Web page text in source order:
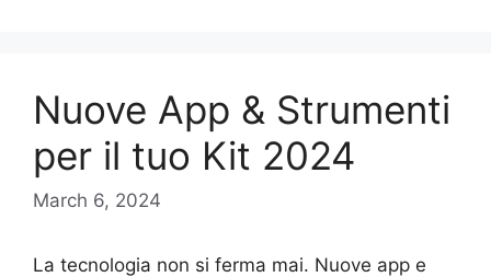
Nuove App & Strumenti
per il tuo Kit 2024
March 6, 2024
La tecnologia non si ferma mai. Nuove app e